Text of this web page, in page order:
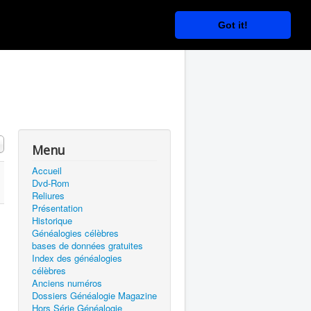
Got it!
Menu
Accueil
Dvd-Rom
Reliures
Présentation
Historique
Généalogies célèbres
bases de données gratuites
Index des généalogies
célèbres
Anciens numéros
Dossiers Généalogie Magazine
Hors Série Généalogie